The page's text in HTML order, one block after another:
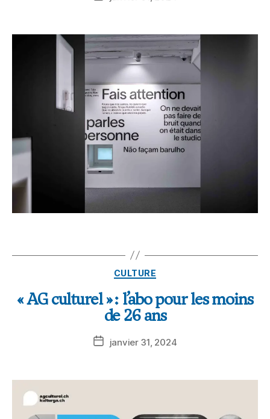
CULTURE
« AG culturel » : l’abo pour les moins
de 26 ans
janvier 31, 2024